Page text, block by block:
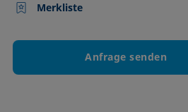
Merkliste
Anfrage senden